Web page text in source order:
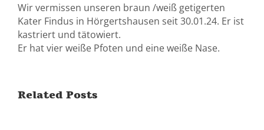
Wir vermissen unseren braun /weiß getigerten
Kater Findus in Hörgertshausen seit 30.01.24. Er ist
kastriert und tätowiert.
Er hat vier weiße Pfoten und eine weiße Nase.
Related Posts